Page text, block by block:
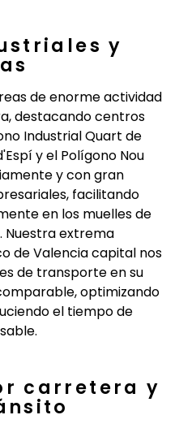
y
de enorme actividad
destacando centros
Industrial Quart de
y el Polígono Nou
y con gran
facilitando
en los muelles de
Nuestra extrema
de Valencia capital nos
de transporte en su
optimizando
el tiempo de
carretera y